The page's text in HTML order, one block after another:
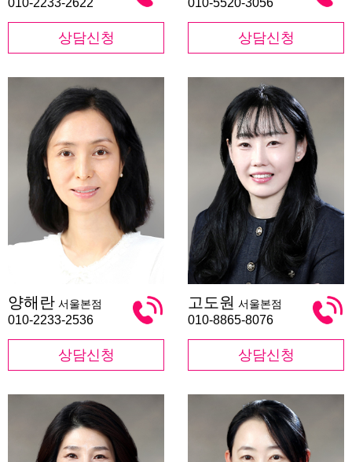
010-2233-2622
상담신청
010-5520-3056
상담신청
해
란
양해란 서울본점
010-2233-2536
상담신청
도
원
고도원 서울본점
010-8865-8076
상담신청